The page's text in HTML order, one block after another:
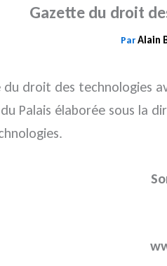
Gazette du droit
ParAlain
droit des technologies
Palais élaborée sous la